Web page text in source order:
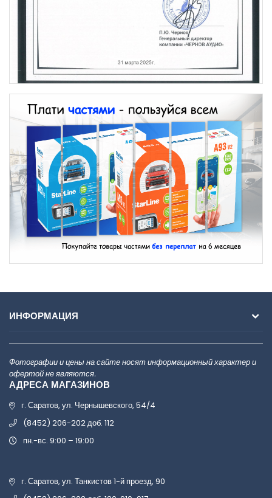
ИНФОРМАЦИЯ
Фотографии и цены на сайте носят информационный характер и
офертой не являются.
АДРЕСА МАГАЗИНОВ
г. Саратов, ул. Чернышевского, 54/4
(8452) 206-202 доб. 112
пн.-вс. 9:00 – 19:00
г. Саратов, ул. Танкистов 1-й проезд, 90